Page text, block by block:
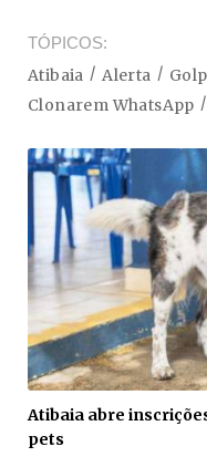
TÓPICOS
Atibaia Alerta
Clonarem WhatsApp
Atibaia abre
pets